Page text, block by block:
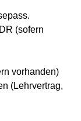
(sofern
vorhanden)
(Lehrvertrag,